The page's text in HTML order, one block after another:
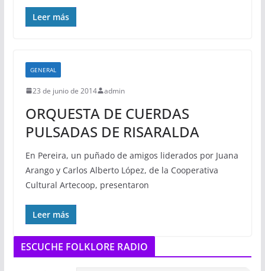
Leer más
GENERAL
23 de junio de 2014 admin
ORQUESTA DE CUERDAS
PULSADAS DE RISARALDA
En Pereira, un puñado de amigos liderados por Juana
Arango y Carlos Alberto López, de la Cooperativa
Cultural Artecoop, presentaron
Leer más
ESCUCHE FOLKLORE RADIO